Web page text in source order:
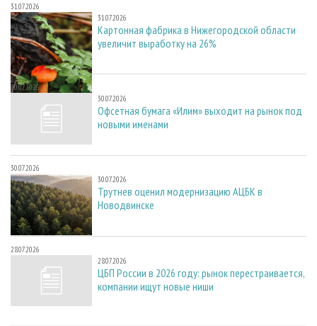
31.07.2026
31.07.2026
Картонная фабрика в Нижегородской области
увеличит выработку на 26%
30.07.2026
30.07.2026
Офсетная бумага «Илим» выходит на рынок под
новыми именами
30.07.2026
30.07.2026
Трутнев оценил модернизацию АЦБК в
Новодвинске
28.07.2026
28.07.2026
ЦБП России в 2026 году: рынок перестраивается,
компании ищут новые ниши